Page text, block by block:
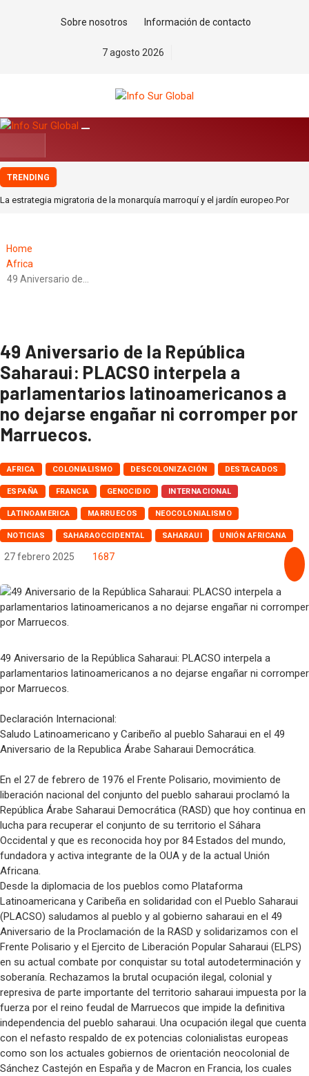
Sobre nosotros Información de contacto
7 agosto 2026
TRENDING
La estrategia migratoria de la monarquía marroquí y el jardín europeo.Por
Toledo
Venezuela 2026, Argentina 1955. Claves del movimientismo para enfrentar el
Kast retira a Chile del Movimiento de Países No Alineados y lo alinea con la
renovada Doctrina Monroe de Donald Trump.Por Esteban Silva Cuadra
Home
Africa
49 Aniversario de…
49 Aniversario de la República
Saharaui: PLACSO interpela a
parlamentarios latinoamericanos a
no dejarse engañar ni corromper por
Marruecos.
AFRICA COLONIALISMO DESCOLONIZACIÓN DESTACADOS
ESPAÑA FRANCIA GENOCIDIO INTERNACIONAL
LATINOAMERICA MARRUECOS NEOCOLONIALISMO
NOTICIAS SAHARAOCCIDENTAL SAHARAUI UNIÓN AFRICANA
27 febrero 2025 1687
49 Aniversario de la República Saharaui: PLACSO interpela a
parlamentarios latinoamericanos a no dejarse engañar ni corromper
por Marruecos.
Declaración Internacional:
Saludo Latinoamericano y Caribeño al pueblo Saharaui en el 49
Aniversario de la Republica Árabe Saharaui Democrática.
En el 27 de febrero de 1976 el Frente Polisario, movimiento de
liberación nacional del conjunto del pueblo saharaui proclamó la
República Árabe Saharaui Democrática (RASD) que hoy continua en
lucha para recuperar el conjunto de su territorio el Sáhara
Occidental y que es reconocida hoy por 84 Estados del mundo,
fundadora y activa integrante de la OUA y de la actual Unión
Africana.
Desde la diplomacia de los pueblos como Plataforma
Latinoamericana y Caribeña en solidaridad con el Pueblo Saharaui
(PLACSO) saludamos al pueblo y al gobierno saharaui en el 49
Aniversario de la Proclamación de la RASD y solidarizamos con el
Frente Polisario y el Ejercito de Liberación Popular Saharaui (ELPS)
en su actual combate por conquistar su total autodeterminación y
soberanía. Rechazamos la brutal ocupación ilegal, colonial y
represiva de parte importante del territorio saharaui impuesta por la
fuerza por el reino feudal de Marruecos que impide la definitiva
independencia del pueblo saharaui. Una ocupación ilegal que cuenta
con el nefasto respaldo de ex potencias colonialistas europeas
como son los actuales gobiernos de orientación neocolonial de
Sánchez Castejón en España y de Macron en Francia, los cuales